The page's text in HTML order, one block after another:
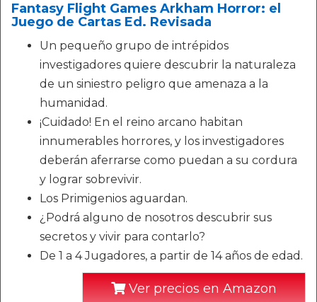
Fantasy Flight Games Arkham Horror: el
Juego de Cartas Ed. Revisada
Un pequeño grupo de intrépidos
investigadores quiere descubrir la naturaleza
de un siniestro peligro que amenaza a la
humanidad.
¡Cuidado! En el reino arcano habitan
innumerables horrores, y los investigadores
deberán aferrarse como puedan a su cordura
y lograr sobrevivir.
Los Primigenios aguardan.
¿Podrá alguno de nosotros descubrir sus
secretos y vivir para contarlo?
De 1 a 4 Jugadores, a partir de 14 años de edad.
Ver precios en Amazon